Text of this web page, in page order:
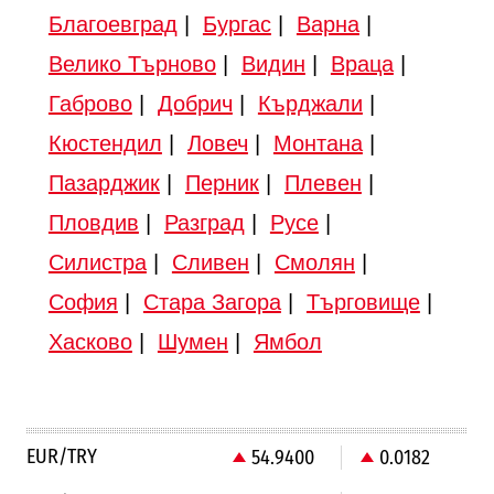
Благоевград Бургас| Варна|
Велико Търново| Видин Враца|
Габрово| Добрич Кърджали
Кюстендил
Ловеч Монтана|
Пазарджик| Перник| Плевен
Пловдив
Разград Русе|
Силистра| Сливен Смолян
София
Стара Загора| Търговище|
Хасково| Шумен Ямбол
EUR/TRY 54.9400
0.0182